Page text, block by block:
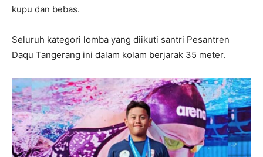
kupu dan bebas.
Seluruh kategori lomba yang diikuti santri Pesantren
Daqu Tangerang ini dalam kolam berjarak 35 meter.